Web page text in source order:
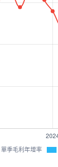
單季毛利年增率